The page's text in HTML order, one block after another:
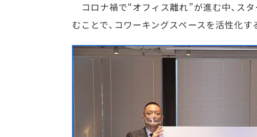
コロナ禍で“オフィス離れ”が進む中、ス
むことで、コワーキングスペースを活性化す